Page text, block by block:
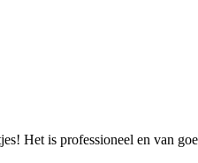
Het is professioneel en van